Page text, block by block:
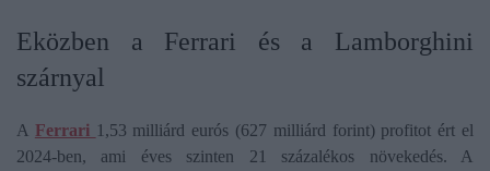
Eközben a Ferrari és a Lamborghini
szárnyal
A Ferrari 1,53 milliárd eurós (627 milliárd forint) profitot ért el
2024-ben, ami éves szinten 21 százalékos növekedés. A